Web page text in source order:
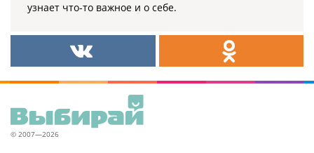
узнает что-то важное и о себе.
© 2007—2026